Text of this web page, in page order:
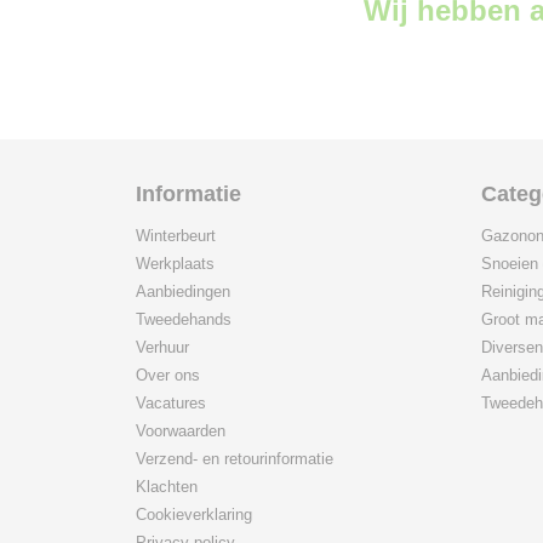
Wij hebben
Informatie
Winterbeurt
Werkplaats
Aanbiedingen
Tweedehands
Verhuur
Over ons
Vacatures
Voorwaarden
Verzend- en retourinformatie
Klachten
Cookieverklaring
Snoeien
Groot
Diversen